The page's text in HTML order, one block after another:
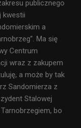
publicznego
kwestii
a
Ma się
Centrum
wraz z zakupem
a może by tak
Sandomierza z
Stalowej
bo